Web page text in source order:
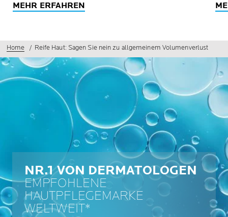
MEHR ERFAHREN
Home Reife Haut: Sagen Sie nein zu allgemeinem Volumenverlust
NR.1 VON DERMATOLOGEN
EMPFOHLENE
HAUTPFLEGEMARKE
WELTWEIT*